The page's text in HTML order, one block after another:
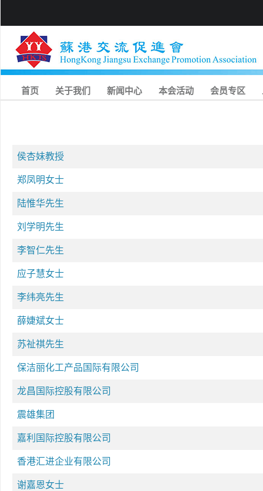
首页 关于我们 新闻中心 本会活动 会员专区
侯杏妹教授
郑凤明女士
陆惟华先生
刘学明先生
李智仁先生
应子慧女士
李纬亮先生
薛婕斌女士
苏祉祺先生
保洁丽化工产品国际有限公司
龙昌国际控股有限公司
震雄集团
嘉利国际控股有限公司
香港汇进企业有限公司
谢嘉恩女士